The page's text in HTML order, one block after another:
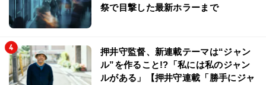
祭で目撃した最新ホラーまで
押井守監督、新連載テーマは“ジャン
ル”を作ること!?「私には私のジャン
ルがある」【押井守連載「勝手にジャ